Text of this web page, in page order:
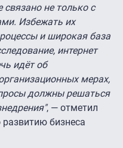
связано не только с
Избежать их
и широкая база
интернет
идёт об
мерах,
должны решаться
, — отметил
бизнеса